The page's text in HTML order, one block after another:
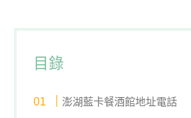
目錄
澎湖藍卡餐酒館地址電話